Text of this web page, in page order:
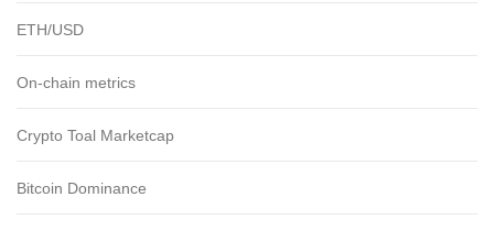
ETH/USD
On-chain metrics
Crypto Toal Marketcap
Bitcoin Dominance